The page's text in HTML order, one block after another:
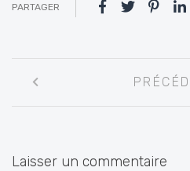
PARTAGER
entre
Laisser un commentaire